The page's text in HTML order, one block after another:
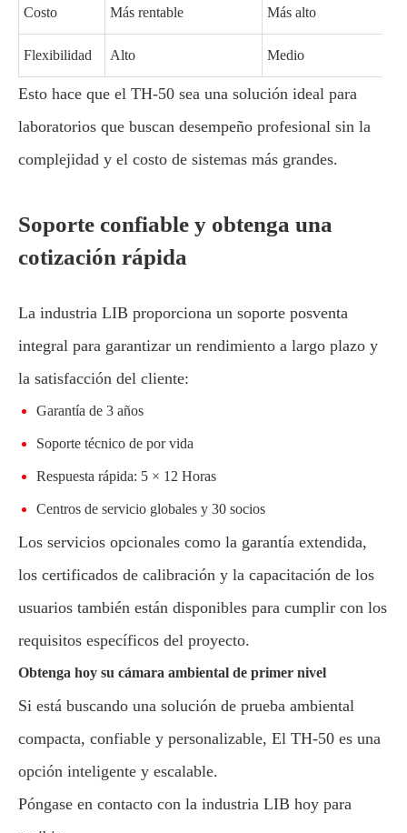
Costo Más rentable Más alto
Flexibilidad Alto Medio
Esto hace que el TH-50 sea una solución ideal para
laboratorios que buscan desempeño profesional sin la
complejidad y el costo de sistemas más grandes.
Soporte confiable y obtenga una
cotización rápida
La industria LIB proporciona un soporte posventa
integral para garantizar un rendimiento a largo plazo y
la satisfacción del cliente:
Garantía de 3 años
Soporte técnico de por vida
Respuesta rápida: 5 × 12 Horas
Centros de servicio globales y 30 socios
Los servicios opcionales como la garantía extendida,
los certificados de calibración y la capacitación de los
usuarios también están disponibles para cumplir con los
requisitos específicos del proyecto.
Obtenga hoy su cámara ambiental de primer nivel
Si está buscando una solución de prueba ambiental
compacta, confiable y personalizable, El TH-50 es una
opción inteligente y escalable.
Póngase en contacto con la industria LIB hoy para